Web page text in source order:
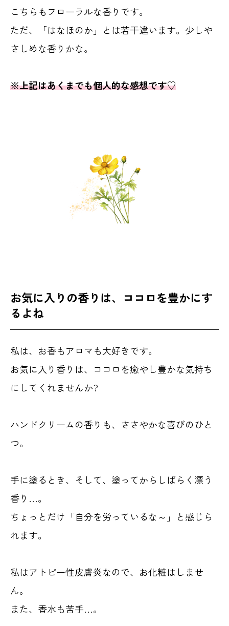
こちらもフローラルな香りです。
ただ、「はなほのか」とは若干違います。少しや
さしめな香りかな。
※上記はあくまでも個人的な感想です♡
お気に入りの香りは、ココロを豊かにす
るよね
私は、お香もアロマも大好きです。
お気に入り香りは、ココロを癒やし豊かな気持ち
にしてくれませんか?
ハンドクリームの香りも、ささやかな喜びのひと
つ。
手に塗るとき、そして、塗ってからしばらく漂う
香り…。
ちょっとだけ「自分を労っているな～」と感じら
れます。
私はアトピー性皮膚炎なので、お化粧はしませ
ん。
また、香水も苦手…。